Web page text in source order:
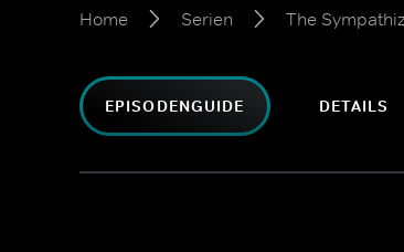
Home Serien The
EPISODENGUIDE DETAILS